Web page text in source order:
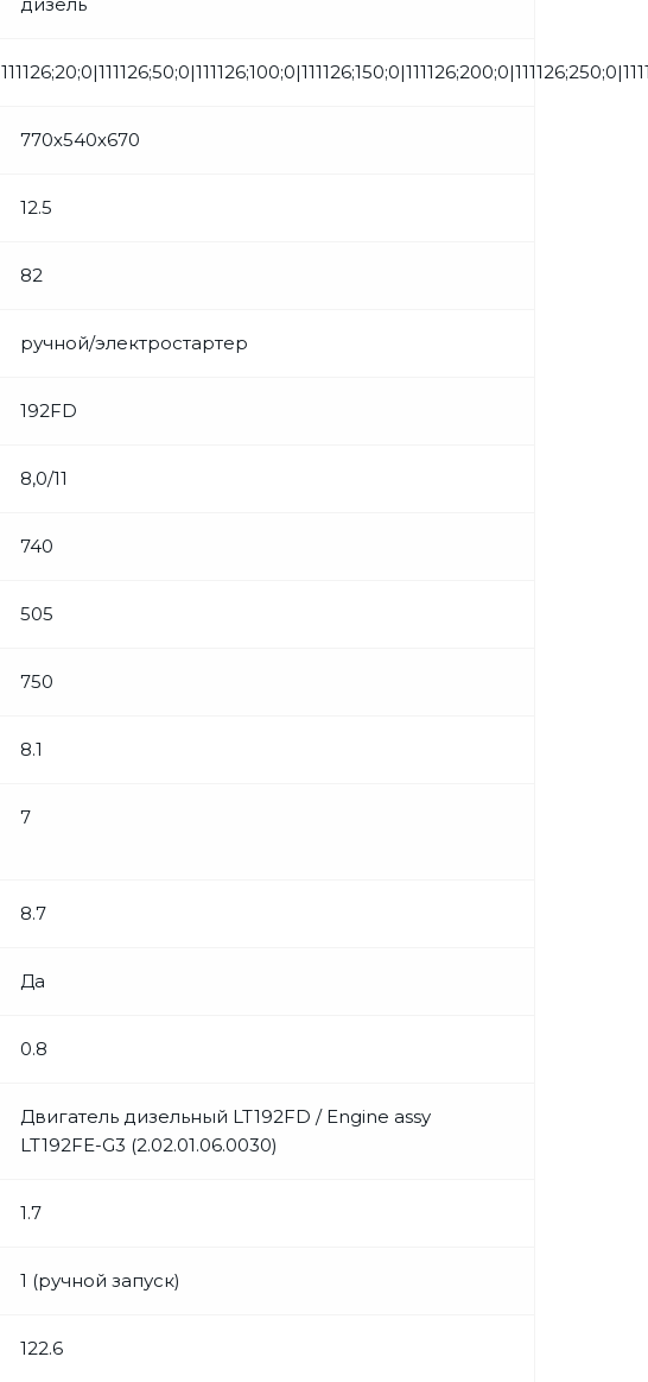
770х540х670
12.5
82
ручной/электростартер
192FD
8,0/11
740
505
750
8.1
7
8.7
Да
0.8
Двигатель дизельный LT192FD / Engine assy
LT192FE-G3 (2.02.01.06.0030)
1.7
1 (ручной запуск)
122.6